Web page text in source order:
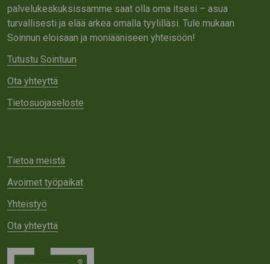
palvelukeskuksissamme saat olla oma itsesi – asua
turvallisesti ja elää arkea omalla tyylilläsi. Tule mukaan
Soinnun eloisaan ja moniääniseen yhteisöön!
Tutustu Sointuun
Ota yhteyttä
Tietosuojaseloste
Tietoa meistä
Avoimet työpaikat
Yhteistyö
Ota yhteyttä